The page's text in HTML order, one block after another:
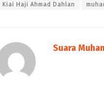
Kiai Haji Ahmad Dahlan
Suara